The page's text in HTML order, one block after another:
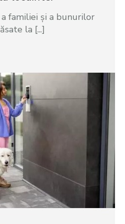
familiei și a bunurilor
la [...]